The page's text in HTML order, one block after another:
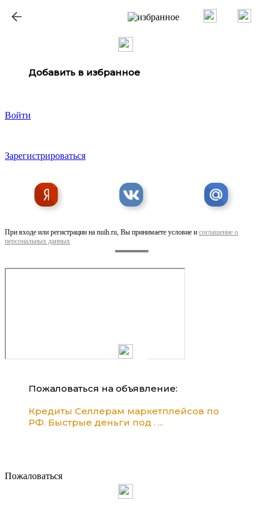
Добавить в избранное
Войти
Зарегистрироваться
При входе или регистрации на nuih.ru, Вы принимаете условие и соглашение о
персональных данных
Пожаловаться на объявление:
Кредиты Селлерам маркетплейсов по
РФ. Быстрые деньги под . ...
Пожаловаться